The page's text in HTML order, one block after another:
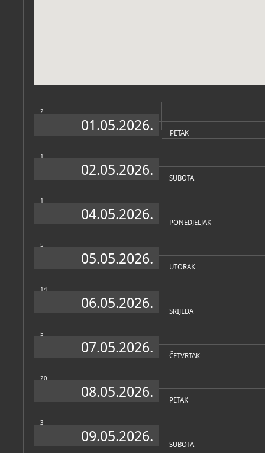
2
01.05.2026. PETAK
1
02.05.2026. SUBOTA
1
04.05.2026. PONEDJELJAK
5
05.05.2026. UTORAK
14
06.05.2026. SRIJEDA
5
07.05.2026. ČETVRTAK
20
08.05.2026. PETAK
3
09.05.2026. SUBOTA